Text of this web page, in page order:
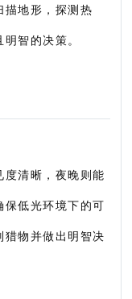
描地形，探测热
智的决策。
清晰，夜晚则能
低光环境下的可
物并做出明智决